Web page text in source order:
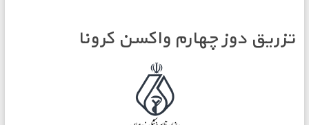
تزریق دوز چهارم واکسن کرونا